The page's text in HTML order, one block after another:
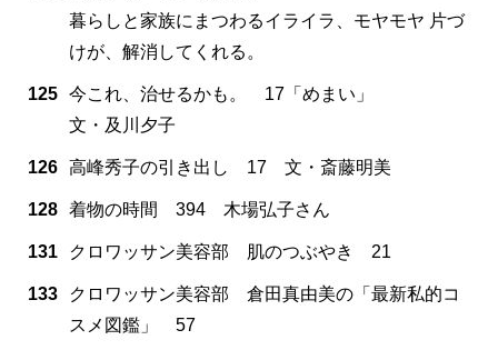
暮らしと家族にまつわるイライラ、モヤモヤ 片づ
けが、解消してくれる。
125 今これ、治せるかも。 17「めまい」
文・及川夕子
126 高峰秀子の引き出し 17 文・斎藤明美
128 着物の時間 394 木場弘子さん
131 クロワッサン美容部 肌のつぶやき 21
133
クロワッサン美容部 倉田真由美の「最新私的コ
スメ図鑑」 57